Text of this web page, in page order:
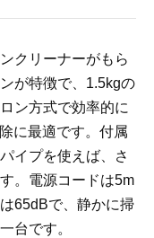
クリーナーがもら
が特徴で、1.5kgの
ン方式で効率的に
に最適です。付属
イプを使えば、さ
。電源コードは5m
65dBで、静かに掃
台です。